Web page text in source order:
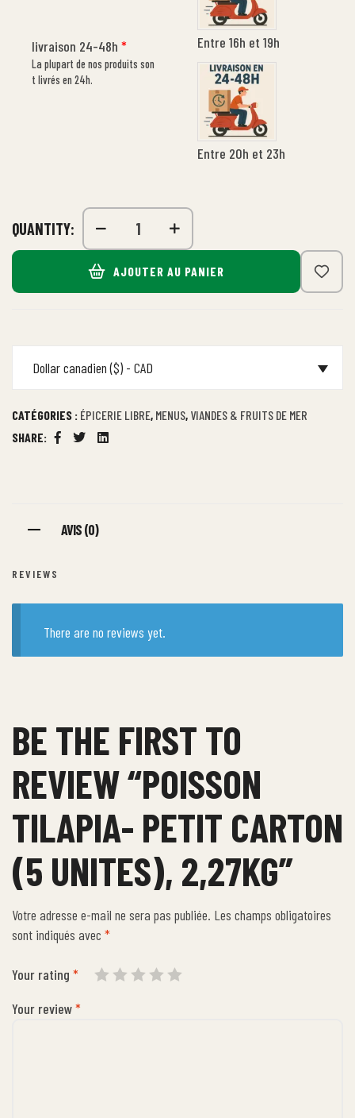
livraison 24-48h*
La plupart de nos produits son
t livrés en 24h.
Entre 16h et 19h
Entre 20h et 23h
QUANTITY:
AJOUTER AU PANIER
Dollar canadien ($) - CAD
CATÉGORIES : ÉPICERIE LIBRE, MENUS, VIANDES & FRUITS DE MER
SHARE:
Facebook
TwitterLinkedin
AVIS (0)
REVIEWS
There are no reviews yet.
BE THE FIRST TO
REVIEW “POISSON
TILAPIA- PETIT CARTON
(5 UNITES), 2,27KG”
Votre adresse e-mail ne sera pas publiée. Les champs obligatoires
sont indiqués avec *
Your rating *
Your review*